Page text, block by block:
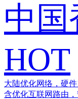
中
HOT
大陆优化网络，硬件
含优化互联网路由，